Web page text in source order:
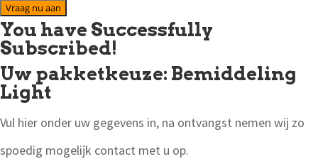
Vraag nu aan
You have Successfully
Subscribed!
Uw pakketkeuze: Bemiddeling
Light
Vul hier onder uw gegevens in, na ontvangst nemen wij zo
spoedig mogelijk contact met u op.